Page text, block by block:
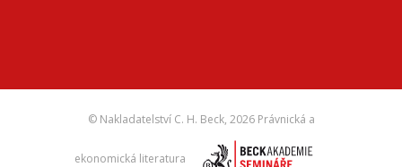
© Nakladatelství C. H. Beck, 2026 Právnická a
ekonomická literatura